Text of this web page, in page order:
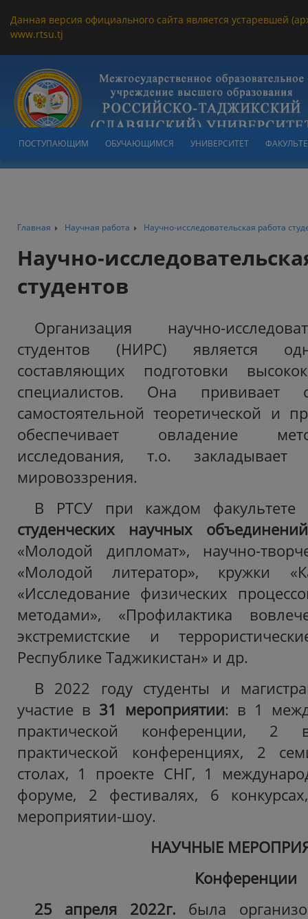
Данная версия официального сайта является устаревшей
www.rtsu.tj
ПОСТУПАЮЩИМ ОБУЧАЮЩИМСЯ УНИВЕРСИТЕТ
Главная Научная работа Научно-исследовательская работа
Научно-
студентов
Организация научно-
студентов (НИРС) является
составляющих подготовки
специалистов. Она прививает
самостоятельной теоретической и
обеспечивает овладение
исследования, т.о.
мировоззрения.
В РТСУ при каждом
студенческих научных
«Молодой дипломат»,
научно-
«Молодой литератор», кружки
«Исследование физических
методами», «Профилактика
экстремистские и
Республике Таджикистан» и др.
В 2022 году студенты и
участие в 31 мероприятии: в 1
практической конференции, 2
практической конференциях, 2
столах, 1 проекте СНГ, 1
форуме, 2 фестивалях, 6
мероприятии-шоу.
НАУЧНЫЕ
Конференции
25 апреля 2022г. была